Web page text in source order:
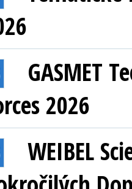
GASMET
2026
WEIBEL